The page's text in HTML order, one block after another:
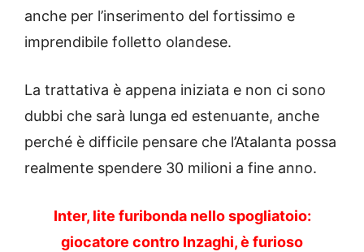
anche per l’inserimento del fortissimo e
imprendibile folletto olandese.
La trattativa è appena iniziata e non ci sono
dubbi che sarà lunga ed estenuante, anche
perché è difficile pensare che l’Atalanta possa
realmente spendere 30 milioni a fine anno.
Inter, lite furibonda nello spogliatoio:
giocatore contro Inzaghi, è furioso